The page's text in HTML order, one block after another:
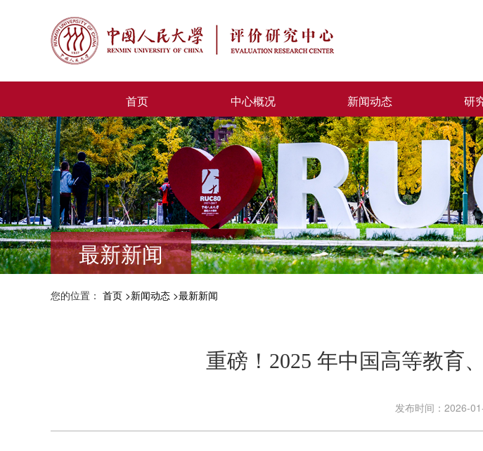
首页 中心概况 新闻动态 研
最新新闻
您的位置： 首页 新闻动态 最新新闻
重磅！2025 年中国高等教育
发布时间：2026-